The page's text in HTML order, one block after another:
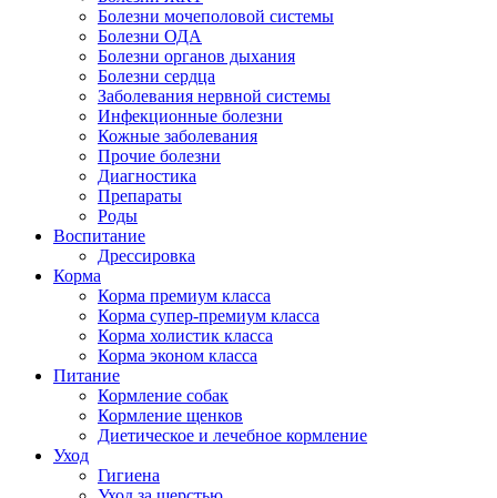
Болезни мочеполовой системы
Болезни ОДА
Болезни органов дыхания
Болезни сердца
Заболевания нервной системы
Инфекционные болезни
Кожные заболевания
Прочие болезни
Диагностика
Препараты
Роды
Воспитание
Дрессировка
Корма
Корма премиум класса
Корма супер-премиум класса
Корма холистик класса
Корма эконом класса
Питание
Кормление собак
Кормление щенков
Диетическое и лечебное кормление
Уход
Гигиена